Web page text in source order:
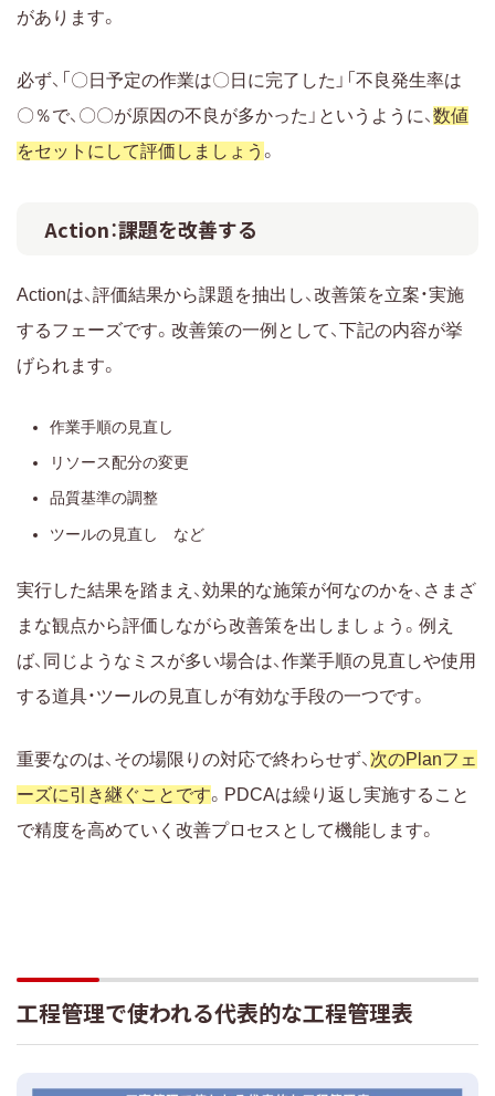
があります。
必ず、「〇日予定の作業は〇日に完了した」「不良発生率は
〇％で、〇〇が原因の不良が多かった」というように、 数値
をセットにして評価しましょう 。
Action：課題を改善する
Actionは、評価結果から課題を抽出し、改善策を立案・実施
するフェーズです。改善策の一例として、下記の内容が挙
げられます。
作業手順の見直し
リソース配分の変更
品質基準の調整
ツールの見直し など
実行した結果を踏まえ、効果的な施策が何なのかを、さまざ
まな観点から評価しながら改善策を出しましょう。例え
ば、同じようなミスが多い場合は、作業手順の見直しや使用
する道具・ツールの見直しが有効な手段の一つです。
重要なのは、その場限りの対応で終わらせず、 次のPlanフェ
ーズに引き継ぐことです。PDCAは繰り返し実施すること
で精度を高めていく改善プロセスとして機能します。
工程管理で使われる代表的な工程管理表